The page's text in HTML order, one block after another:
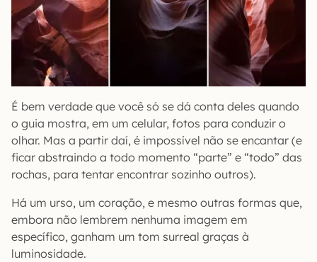
É bem verdade que você só se dá conta deles quando
o guia mostra, em um celular, fotos para conduzir o
olhar. Mas a partir daí, é impossível não se encantar (e
ficar abstraindo a todo momento “parte” e “todo” das
rochas, para tentar encontrar sozinho outros).
Há um urso, um coração, e mesmo outras formas que,
embora não lembrem nenhuma imagem em
específico, ganham um tom surreal graças à
luminosidade.